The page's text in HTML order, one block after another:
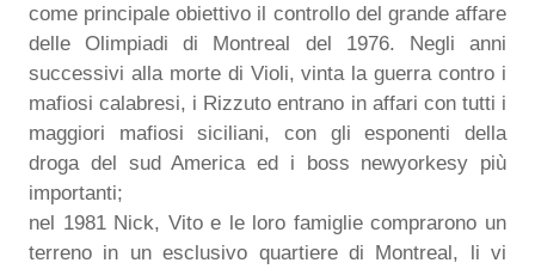
come principale obiettivo il controllo del grande affare
delle Olimpiadi di Montreal del 1976. Negli anni
successivi alla morte di Violi, vinta la guerra contro i
mafiosi calabresi, i Rizzuto entrano in affari con tutti i
maggiori mafiosi siciliani, con gli esponenti della
droga del sud America ed i boss newyorkesy più
importanti;
nel 1981 Nick, Vito e le loro famiglie comprarono un
terreno in un esclusivo quartiere di Montreal, li vi